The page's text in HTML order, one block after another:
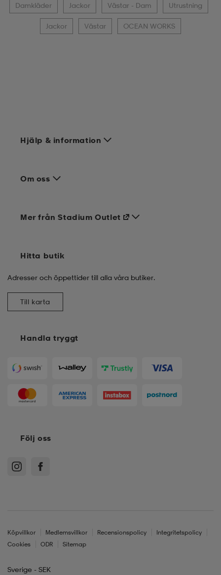
Damkläder Jackor Västar - Dam Utrustning
Jackor Västar OCEAN WORKS
Hjälp & information
Om oss
Handla tryggt
Mer från Stadium Outlet
Hitta butik
Adresser och öppettider till alla våra butiker.
Till karta
Följ oss
Köpvillkor Medlemsvillkor Recensionspolicy
Integritetspolicy
Cookies
ODR Sitemap
Sverige - SEK